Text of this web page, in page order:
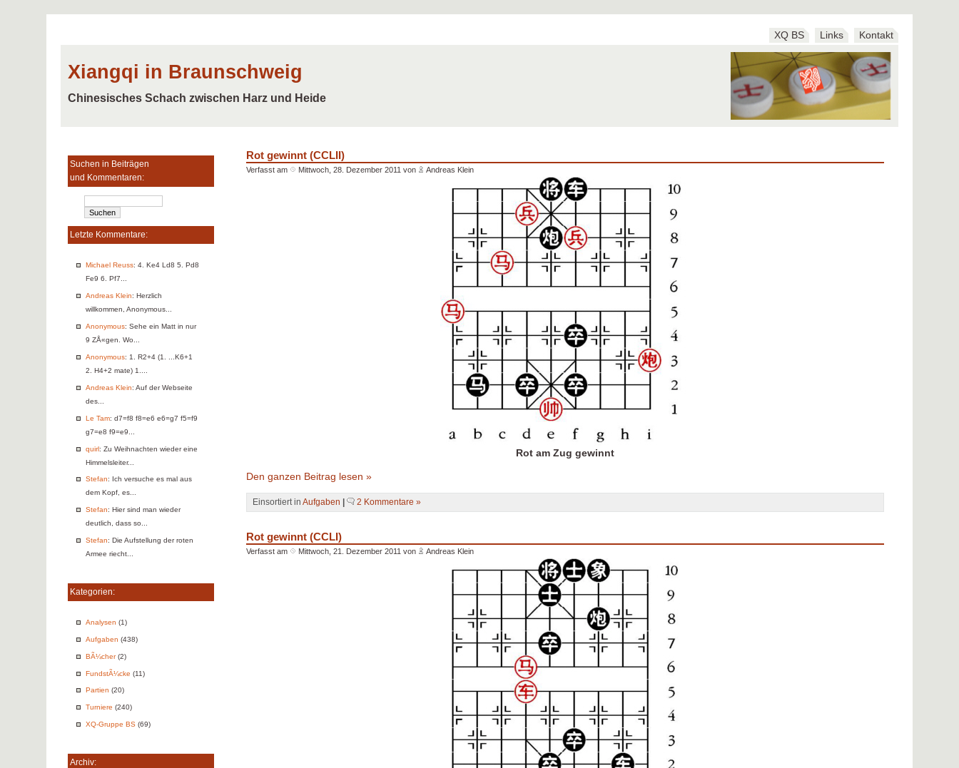
XQ BS Links Kontakt
Xiangqi in Braunschweig
Chinesisches Schach zwischen Harz und Heide
Suchen in Beiträgen
und Kommentaren:
Letzte Kommentare:
Michael Reuss: 4. Ke4 Ld8 5. Pd8
Fe9 6. Pf7...
Andreas Klein: Herzlich
willkommen, Anonymous...
Anonymous: Sehe ein Matt in nur
9 ZÅ«gen. Wo...
Anonymous: 1. R2+4 (1. ...K6+1
2. H4+2 mate) 1....
Andreas Klein: Auf der Webseite
des...
Le Tam: d7=f8 f8=e6 e6=g7 f5=f9
g7=e8 f9=e9...
quirl: Zu Weihnachten wieder eine
Himmelsleiter...
Stefan: Ich versuche es mal aus
dem Kopf, es...
Stefan: Hier sind man wieder
deutlich, dass so...
Stefan: Die Aufstellung der roten
Armee riecht...
Kategorien:
Analysen (1)
Aufgaben (438)
BÃ¼cher(2)
FundstÃ¼cke (11)
Partien (20)
Turniere (240)
XQ-Gruppe BS (69)
Archiv:
Rot gewinnt (CCLII)
Verfasst am Mittwoch, 28. Dezember 2011 von Andreas Klein
Rot am Zug gewinnt
Den ganzen Beitrag lesen »
Einsortiert inAufgaben 2 Kommentare »
Rot gewinnt (CCLI)
Verfasst am Mittwoch, 21. Dezember 2011 von Andreas Klein